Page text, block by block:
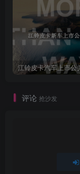
江铃皮卡汽车上市公
评论 抢沙发